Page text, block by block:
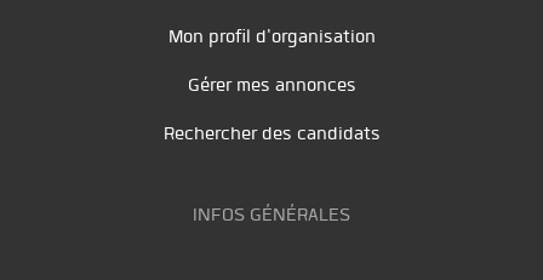
Mon profil d'organisation
Gérer mes annonces
Rechercher des candidats
INFOS GÉNÉRALES